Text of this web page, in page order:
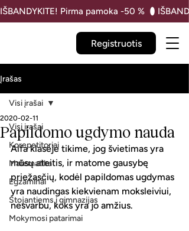
Registruotis
IŠBANDYKITE! Pirma pamoka -50 %
Įrašas
Visi įrašai
Korepetitoriai
Matematika
Egzaminai
Stojantiems į gimnazijas
Mokymosi patarimai
Visi įrašai
Papildomo ugdymo nauda
2020-02-11
Alfa klasėje tikime, jog švietimas yra
mūsų ateitis, ir matome gausybę
priežasčių, kodėl papildomas ugdymas
yra naudingas kiekvienam moksleiviui,
nesvarbu, koks yra jo amžius.